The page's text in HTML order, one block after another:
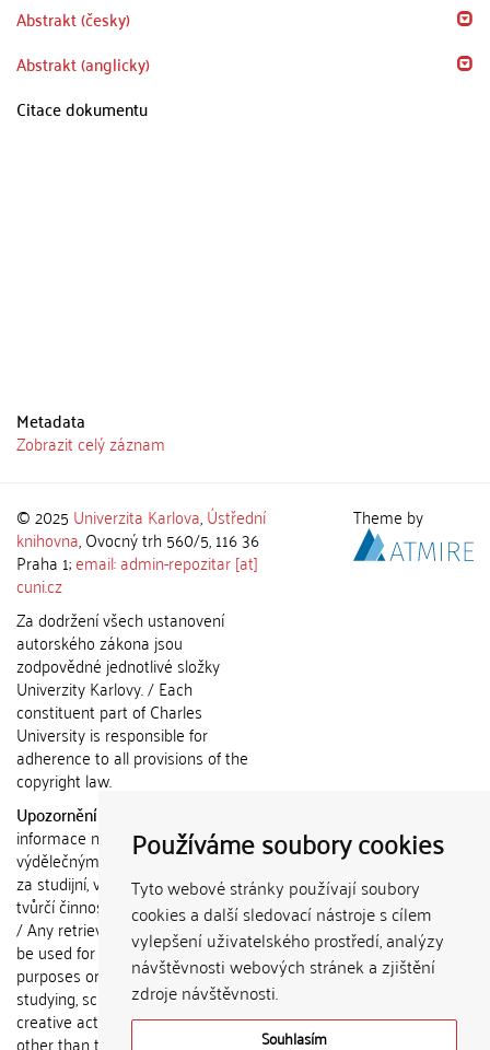
Používáme soubory cookies
Tyto webové stránky používají soubory
cookies a další sledovací nástroje s cílem
vylepšení uživatelského prostředí, analýzy
návštěvnosti webových stránek a zjištění
zdroje návštěvnosti.
Souhlasím
Abstrakt (česky)
Abstrakt (anglicky)
Citace dokumentu
Metadata
Zobrazit celý záznam
© 2025 Univerzita Karlova,Ústřední
knihovna, Ovocný trh 560/5, 116 36
Praha 1;email: admin-repozitar [at]
cuni.cz
Za dodržení všech ustanovení
autorského zákona jsou
zodpovědné jednotlivé složky
Univerzity Karlovy. / Each
constituent part of Charles
University is responsible for
adherence to all provisions of the
copyright law.
Upozornění / Notice:
informace nemohou být použity k
výdělečným účelům nebo vydávány
za studijní, vědeckou nebo jinou
tvůrčí činnost jiné osoby než autora.
/ Any retrieved information shall not
be used for any commercial
purposes or claimed as results of
studying, scientific or any other
creative activities of any person
other than the author.
Theme by